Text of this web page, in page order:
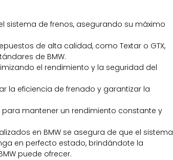
sistema de frenos, asegurando su máximo
de alta calidad, como Textar o GTX,
de BMW.
el rendimiento y la seguridad del
la eficiencia de frenado y garantizar la
mantener un rendimiento constante y
en BMW se asegura de que el sistema
en perfecto estado, brindándote la
puede ofrecer.